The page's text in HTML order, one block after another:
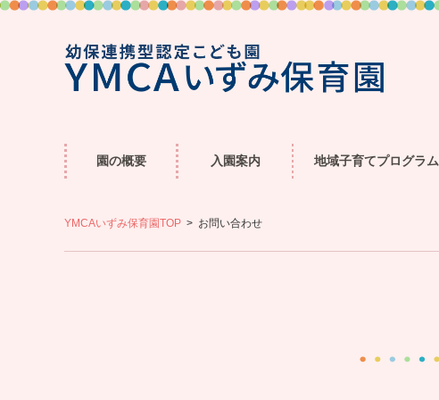
園の概要 入園案内 地域子育てプログラム
YMCAいずみ保育園TOP お問い合わせ